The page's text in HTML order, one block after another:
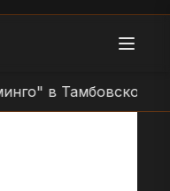
в Тамбовской